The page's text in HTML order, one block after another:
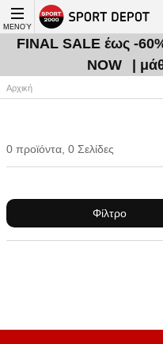
ΜΕΝΟΎ
FINAL SALE έως -
NOW
|
Αρχική
0 προϊόντα, 0 Σελίδες
Φίλτρο